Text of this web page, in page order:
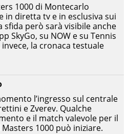
l’ingresso sul centrale
e Zverev. Qualche
e il match valevole per il
1000 può iniziare.
1000 di Montecarlo
in diretta tv e in esclusiva sui
sfida però sarà visibile anche
SkyGo, su NOW e su Tennis
la cronaca testuale